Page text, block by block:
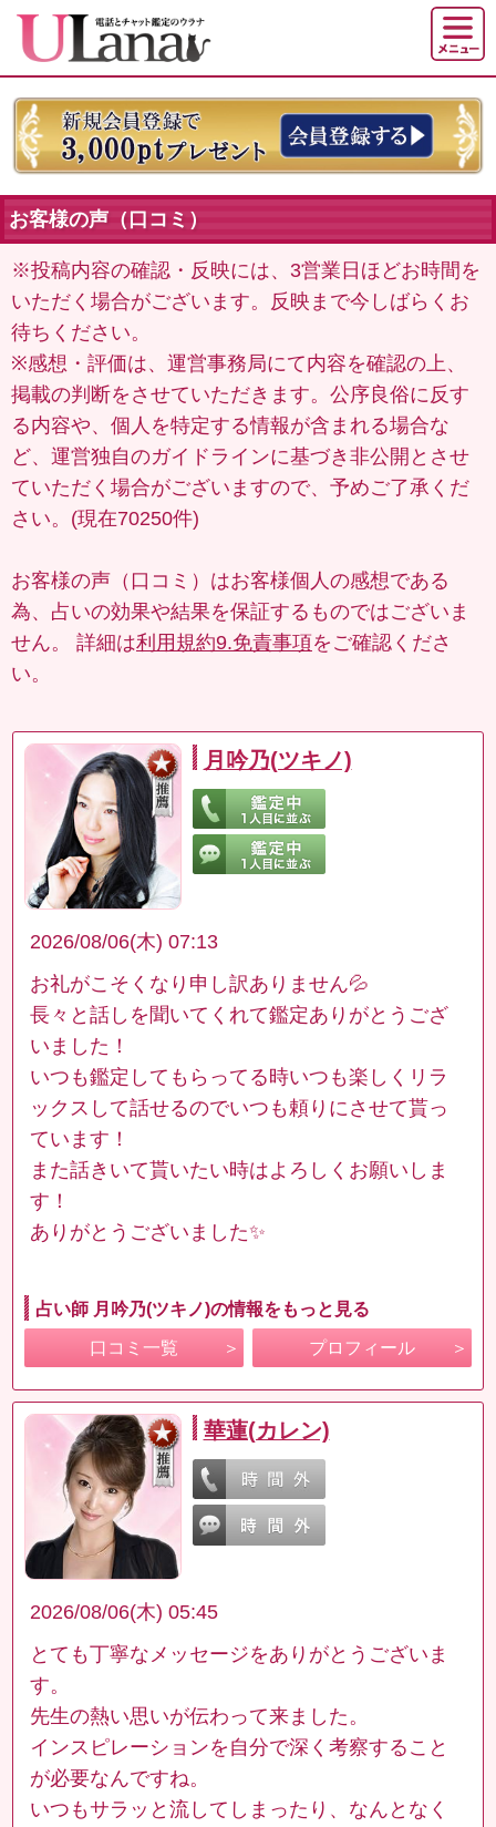
お客様の声（口コミ）
※投稿内容の確認・反映には、3営業日ほどお時間を
いただく場合がございます。反映まで今しばらくお
待ちください。
※感想・評価は、運営事務局にて内容を確認の上、
掲載の判断をさせていただきます。公序良俗に反す
る内容や、個人を特定する情報が含まれる場合な
ど、運営独自のガイドラインに基づき非公開とさせ
ていただく場合がございますので、予めご了承くだ
さい。(現在70250件)
お客様の声（口コミ）はお客様個人の感想である
為、占いの効果や結果を保証するものではございま
せん。 詳細は利用規約9.免責事項をご確認くださ
い。
月吟乃(ツキノ)
2026/08/06(木) 07:13
お礼がこそくなり申し訳ありません💦
長々と話しを聞いてくれて鑑定ありがとうござ
いました！
いつも鑑定してもらってる時いつも楽しくリラ
ックスして話せるのでいつも頼りにさせて貰っ
ています！
また話きいて貰いたい時はよろしくお願いしま
す！
ありがとうございました✨
占い師 月吟乃(ツキノ)の情報をもっと見る
口コミ一覧 プロフィール
華蓮(カレン)
2026/08/06(木) 05:45
とても丁寧なメッセージをありがとうございま
す。
先生の熱い思いが伝わって来ました。
インスピレーションを自分で深く考察すること
が必要なんですね。
いつもサラッと流してしまったり、なんとなく